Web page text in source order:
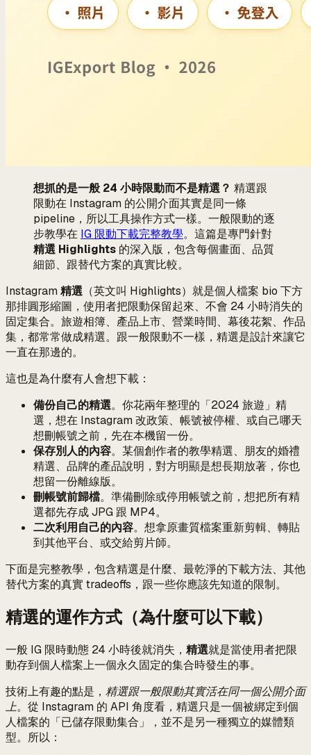
想抓的是一般 24 小時限動而不是精選？ 精選跟
限動在 Instagram 的公開介面其實是同一條
pipeline，所以工具操作方式一樣。一般限動的逐
步教學在 IG 限動下載完整教學。這篇是專門針對
精選 Highlights 的深入版，包含每個畫面、品質
細節、跟替代方案的真實比較。
Instagram精選 （英文叫 Highlights）就是個人檔案 bio 下方
那排圓形縮圖，使用者把限動保留起來、不會 24 小時消失的
固定集合。旅遊相簿、產品上市、營業時間、幕後花絮、作品
集，都常常做成精選。跟一般限動不一樣，精選是設計來讓它
一直在那邊的。
這也是為什麼有人會想下載：
備份自己的精選。你花兩年整理的「2024 旅遊」精
選，想在 Instagram 改政策、帳號被停權、或自己哪天
想刪帳號之前，先在本機留一份。
保存別人的內容。某個創作者的教學精選、朋友的婚禮
精選、品牌的產品說明，對方明顯是想長期放著，你也
想留一份離線版。
刪帳號前歸檔。準備刪除或停用帳號之前，想把所有精
選都先存成 JPG 跟 MP4。
二次利用自己的內容。想拿原畫質檔案重新剪輯、轉貼
到其他平台、或交給剪片師。
下面是完整教學，包含精選是什麼、最乾淨的下載方法、其他
替代方案的真實 tradeoffs，跟一些你應該先知道的限制。
精選的運作方式（為什麼可以下載）
一般 IG 限時動態 24 小時後就消失， 精選就是當使用者把限
動存到個人檔案上一個永久固定的集合時發生的事。
技術上有趣的點是， 精選跟一般限動其實活在同一個公開介面
上。從 Instagram 的 API 角度看，精選只是一個被綁定到個
人檔案的「已儲存限動集合」，並不是另一種獨立的媒體類
型。所以：